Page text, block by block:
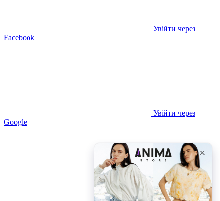
Увійти через
Facebook
Увійти через
Google